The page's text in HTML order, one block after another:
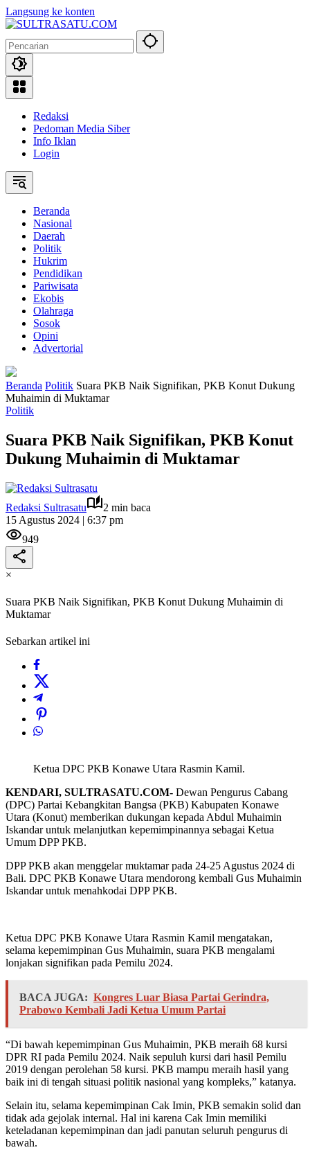
Langsung ke konten
Redaksi
Pedoman Media Siber
Info Iklan
Login
Beranda
Nasional
Daerah
Politik
Hukrim
Pendidikan
Pariwisata
Ekobis
Olahraga
Sosok
Opini
Advertorial
Beranda Politik Suara PKB Naik Signifikan, PKB Konut Dukung
Muhaimin di Muktamar
Politik
Suara PKB Naik Signifikan, PKB Konut
Dukung Muhaimin di Muktamar
Redaksi Sultrasatu
2 min baca
15 Agustus 2024 | 6:37 pm
949
×
Suara PKB Naik Signifikan, PKB Konut Dukung Muhaimin di
Muktamar
Sebarkan artikel ini
Ketua DPC PKB Konawe Utara Rasmin Kamil.
KENDARI, SULTRASATU.COM- Dewan Pengurus Cabang
(DPC) Partai Kebangkitan Bangsa (PKB) Kabupaten Konawe
Utara (Konut) memberikan dukungan kepada Abdul Muhaimin
Iskandar untuk melanjutkan kepemimpinannya sebagai Ketua
Umum DPP PKB.
DPP PKB akan menggelar muktamar pada 24-25 Agustus 2024 di
Bali. DPC PKB Konawe Utara mendorong kembali Gus Muhaimin
Iskandar untuk menahkodai DPP PKB.
Ketua DPC PKB Konawe Utara Rasmin Kamil mengatakan,
selama kepemimpinan Gus Muhaimin, suara PKB mengalami
lonjakan signifikan pada Pemilu 2024.
BACA JUGA: Kongres Luar Biasa Partai Gerindra,
Prabowo Kembali Jadi Ketua Umum Partai
“Di bawah kepemimpinan Gus Muhaimin, PKB meraih 68 kursi
DPR RI pada Pemilu 2024. Naik sepuluh kursi dari hasil Pemilu
2019 dengan perolehan 58 kursi. PKB mampu meraih hasil yang
baik ini di tengah situasi politik nasional yang kompleks,” katanya.
Selain itu, selama kepemimpinan Cak Imin, PKB semakin solid dan
tidak ada gejolak internal. Hal ini karena Cak Imin memiliki
keteladanan kepemimpinan dan jadi panutan seluruh pengurus di
bawah.